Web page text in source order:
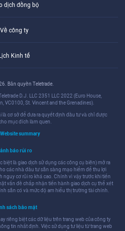
dịch đồng bộ
Về công ty
Lịch Kinh tế
Bản quyền Teletrade.
D.J. LLC 2351 LLC 2022 (Euro House,
VC0100, St. Vincent and the Grenadines).
cơ sở để đưa ra quyết định đầu tư và chỉ được
mục đích làm quen.
summary
báo rủi ro
biệt là giao dịch sử dụng các công cụ biên) mở ra
các nhà đầu tư sẵn sàng mạo hiểm để thu lợi
cơ rủi ro khá cao. Chính vì vậy trước khi tiến
vấn đề chấp nhận tiến hành giao dịch cụ thể xét
sẵn có và mức độ am hiểu thị trường tài chính.
sách bảo mật
riêng biệt các dữ liệu trên trang web của công ty
tin nhất định. Việc sử dụng tư liệu từ trang web